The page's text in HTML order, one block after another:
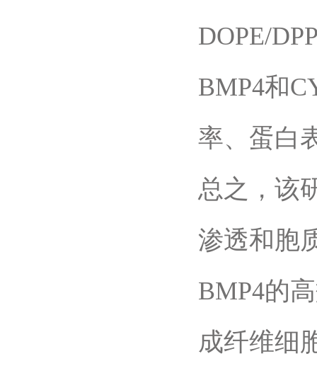
DOPE/
BMP4和
率、蛋白
总之，该
渗透和胞
BMP4的
成纤维细